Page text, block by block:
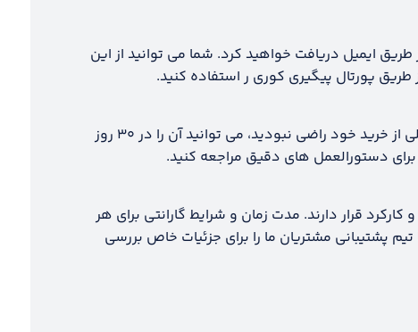
ایمیل دریافت خواهید کرد. شما می توانید از این
پورتال پیگیری کوری ر استفاده کنید.
ما یک سیاست بازگشت بی دردسر ارائه می دهیم. اگر برای هر دلیلی از خرید خود راضی نبودید، می توانید آن را در ۳۰ روز
برای دستورالعمل های دقیق مراجعه کنید.
قرار دارند. مدت زمان و شرایط گارانتی برای هر
پشتیبانی مشتریان ما را برای جزئیات خاص بررسی